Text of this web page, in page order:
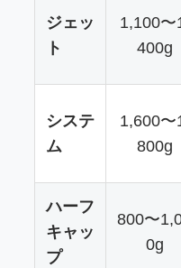
ジェッ
ト
1,100〜
400g
システ
ム
1,600〜
800g
ハーフ
キャッ
プ
800〜
0g